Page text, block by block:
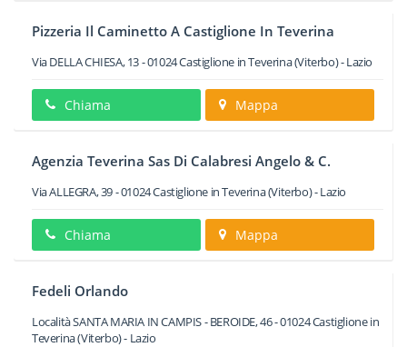
Pizzeria Il Caminetto A Castiglione In Teverina
Via DELLA CHIESA, 13-01024Castiglione in Teverina(Viterbo) -Lazio
Chiama Mappa
Agenzia Teverina Sas Di Calabresi Angelo & C.
Via ALLEGRA, 39-01024Castiglione in Teverina(Viterbo) -Lazio
Chiama Mappa
Fedeli Orlando
Località SANTA MARIA IN CAMPIS - BEROIDE, 46-01024Castiglione in
Teverina(Viterbo) - Lazio